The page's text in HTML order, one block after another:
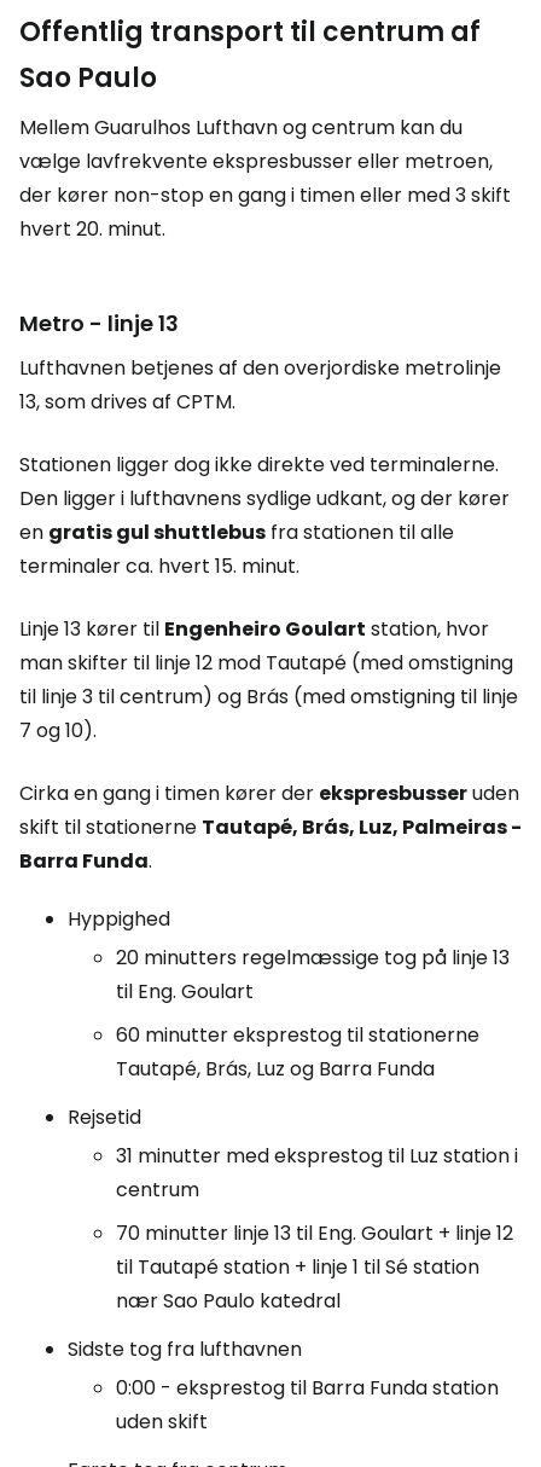
Offentlig transport til centrum af
Sao Paulo
Mellem Guarulhos Lufthavn og centrum kan du
vælge lavfrekvente ekspresbusser eller metroen,
der kører non-stop en gang i timen eller med 3 skift
hvert 20. minut.
Metro - linje 13
Lufthavnen betjenes af den overjordiske metrolinje
13, som drives af CPTM.
Stationen ligger dog ikke direkte ved terminalerne.
Den ligger i lufthavnens sydlige udkant, og der kører
en gratis gul shuttlebus fra stationen til alle
terminaler ca. hvert 15. minut.
Linje 13 kører til Engenheiro Goulart station, hvor
man skifter til linje 12 mod Tautapé (med omstigning
til linje 3 til centrum) og Brás (med omstigning til linje
7 og 10).
Cirka en gang i timen kører der ekspresbusseruden
skift til stationerne Tautapé, Brás, Luz, Palmeiras -
Barra Funda.
Hyppighed
20 minutters regelmæssige tog på linje 13
til Eng. Goulart
60 minutter eksprestog til stationerne
Tautapé, Brás, Luz og Barra Funda
Rejsetid
31 minutter med eksprestog til Luz station i
centrum
70 minutter linje 13 til Eng. Goulart + linje 12
til Tautapé station + linje 1 til Sé station
nær Sao Paulo katedral
Sidste tog fra lufthavnen
0:00 - eksprestog til Barra Funda station
uden skift